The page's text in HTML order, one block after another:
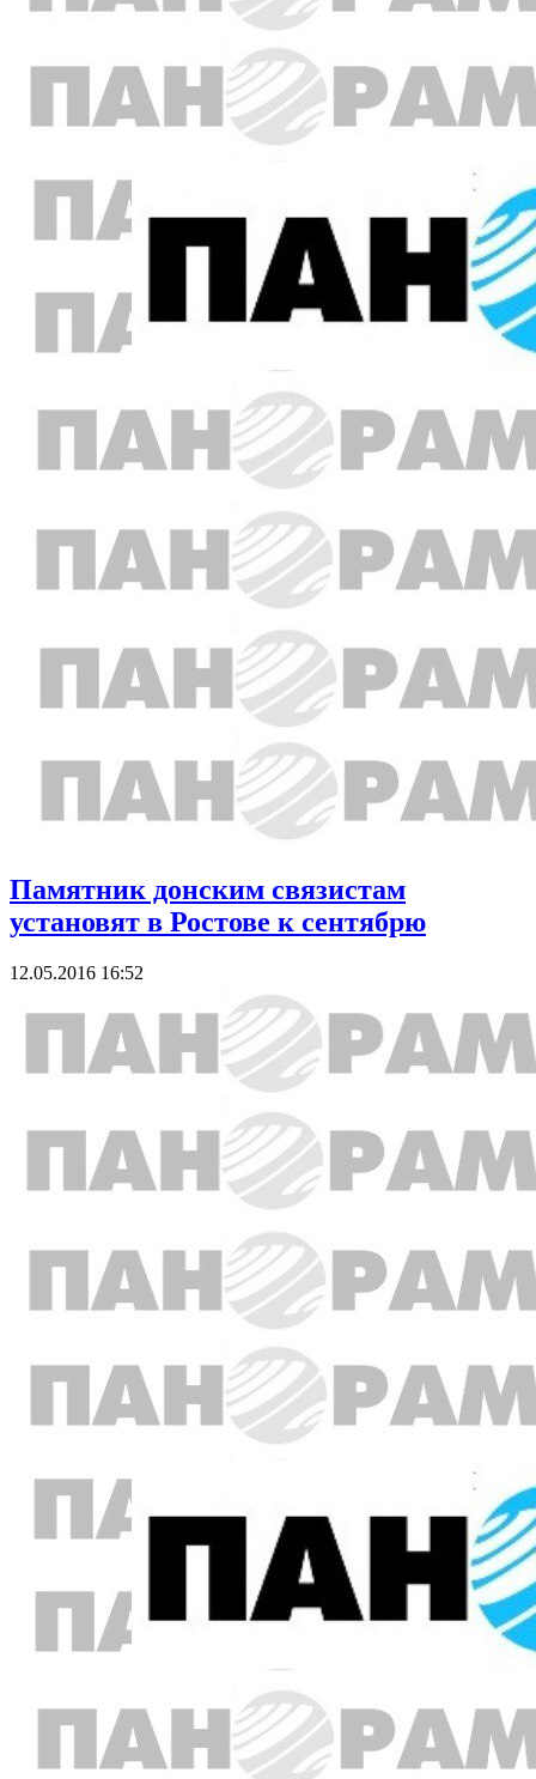
Памятник донским связистам
установят в Ростове к сентябрю
12.05.2016 16:52